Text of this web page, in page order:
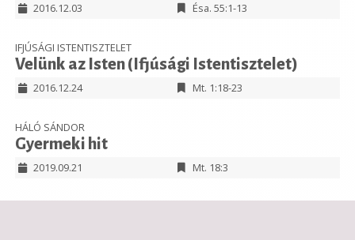
2016.12.03 Ésa. 55:1-13
IFJÚSÁGI ISTENTISZTELET
Velünk az Isten (Ifjúsági Istentisztelet)
2016.12.24 Mt. 1:18-23
HÁLÓ SÁNDOR
Gyermeki hit
2019.09.21 Mt. 18:3